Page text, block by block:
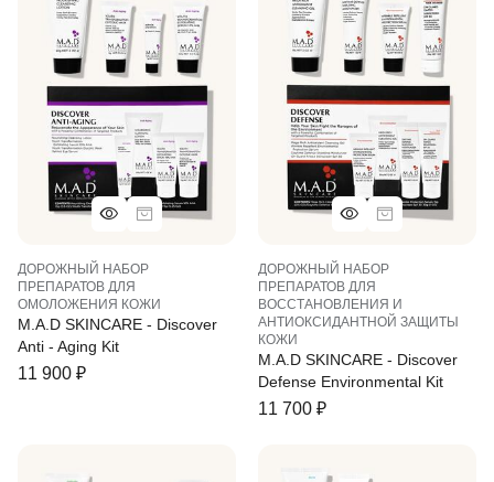
ДОРОЖНЫЙ НАБОР
ПРЕПАРАТОВ ДЛЯ
ОМОЛОЖЕНИЯ КОЖИ
M.A.D SKINCARE - Discover
Anti - Aging Kit
11 900 ₽
ДОРОЖНЫЙ НАБОР
ПРЕПАРАТОВ ДЛЯ
ВОССТАНОВЛЕНИЯ И
АНТИОКСИДАНТНОЙ ЗАЩИТЫ
КОЖИ
M.A.D SKINCARE - Discover
Defense Environmental Kit
11 700 ₽